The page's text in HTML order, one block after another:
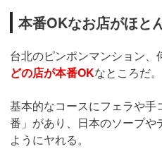
本番OKなお店がほと
台北のピンポンマンション、
どの店が本番OKなところだ。
基本的なコースにフェラや手
番」があり、日本のソープ
ようにヤれる。